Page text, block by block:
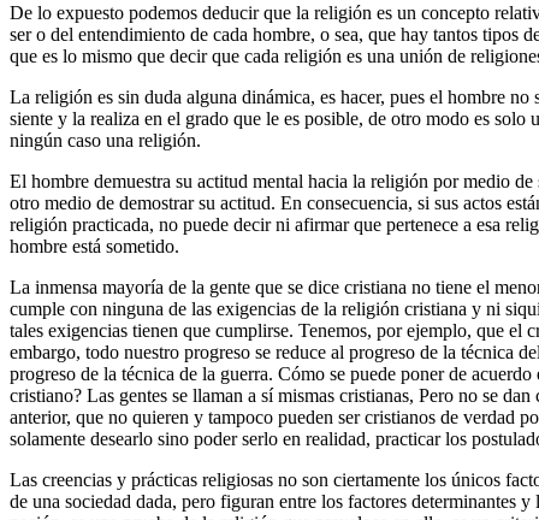
De lo expuesto podemos deducir que la religión es un concepto
ser o del entendimiento de cada hombre, o sea, que hay tantos tipos
que es lo mismo que decir que cada religión es una unión de
La religión es sin duda alguna dinámica, es hacer, pues el hombre
siente y la realiza en el grado que le es posible, de otro modo es solo
ningún caso una religión.
El hombre demuestra su actitud mental hacia la religión por medio
otro medio de demostrar su actitud. En consecuencia, si sus actos
religión practicada, no puede decir ni afirmar que pertenece a esa
hombre está sometido.
La inmensa mayoría de la gente que se dice cristiana no tiene el
cumple con ninguna de las exigencias de la religión cristiana y ni
tales exigencias tienen que cumplirse. Tenemos, por ejemplo, que el
embargo, todo nuestro progreso se reduce al progreso de la técnica
progreso de la técnica de la guerra. Cómo se puede poner de acuerdo
cristiano? Las gentes se llaman a sí mismas cristianas, Pero no se
anterior, que no quieren y tampoco pueden ser cristianos de verdad
solamente desearlo sino poder serlo en realidad, practicar los
Las creencias y prácticas religiosas no son ciertamente los únicos
de una sociedad dada, pero figuran entre los factores determinantes